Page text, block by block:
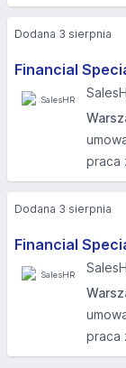
Financial
praca
Dodana 3 sierpnia
Financial
praca
Dodana 3 sierpnia